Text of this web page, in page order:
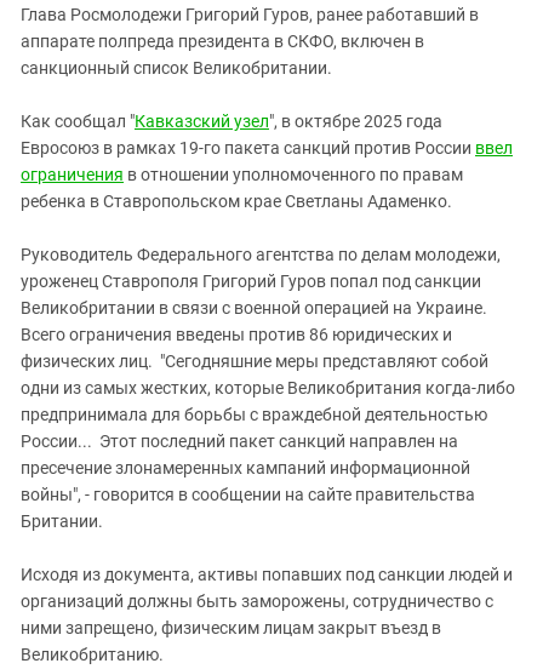
Северная Осетия - Алания
СКФО
Чечня
Южная Осетия
ЮФО
Глава Росмолодежи Григорий Гуров, ранее работавший в
аппарате полпреда президента в СКФО, включен в
санкционный список Великобритании.
Как сообщал "Кавказский узел", в октябре 2025 года
Евросоюз в рамках 19-го пакета санкций против России ввел
ограничения в отношении уполномоченного по правам
ребенка в Ставропольском крае Светланы Адаменко.
Руководитель Федерального агентства по делам молодежи,
уроженец Ставрополя Григорий Гуров попал под санкции
Великобритании в связи с военной операцией на Украине.
Всего ограничения введены против 86 юридических и
физических лиц. "Сегодняшние меры представляют собой
одни из самых жестких, которые Великобритания когда-либо
предпринимала для борьбы с враждебной деятельностью
России... Этот последний пакет санкций направлен на
пресечение злонамеренных кампаний информационной
войны", - говорится в сообщении на сайте правительства
Британии.
Исходя из документа, активы попавших под санкции людей и
организаций должны быть заморожены, сотрудничество с
ними запрещено, физическим лицам закрыт въезд в
Великобританию.